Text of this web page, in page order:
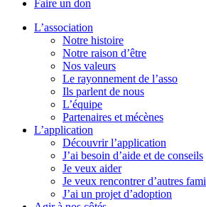
Faire un don
L’association
Notre histoire
Notre raison d’être
Nos valeurs
Le rayonnement de l’asso
Ils parlent de nous
L’équipe
Partenaires et mécènes
L’application
Découvrir l’application
J’ai besoin d’aide et de conseils
Je veux aider
Je veux rencontrer d’autres
J’ai un projet d’adoption